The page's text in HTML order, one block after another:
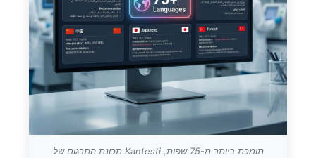
תכונת התרגום של Kantesti תומכת ביותר מ-75 שפות,